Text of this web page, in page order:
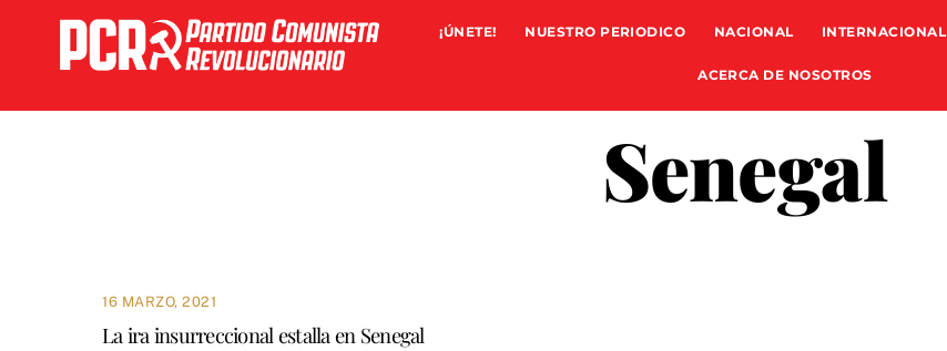
content
¡ÚNETE! NUESTRO PERIODICO NACIONAL INTERNACIONAL
ACERCA DE NOSOTROS
Senegal
16 MARZO, 2021
La ira insurreccional estalla en Senegal